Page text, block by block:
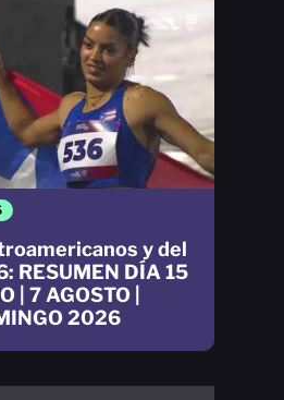
y del
RESUMEN DÍA 15
| 7 AGOSTO |
2026